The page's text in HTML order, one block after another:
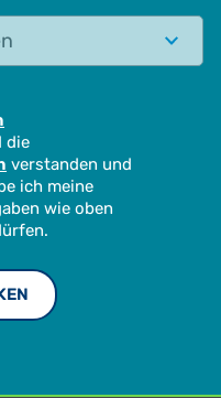
die
verstanden und
ich meine
wie oben